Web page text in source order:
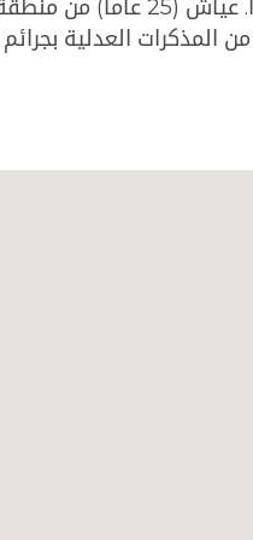
الداخلي اوقفت مساء اليوم في منطقة زفتا -